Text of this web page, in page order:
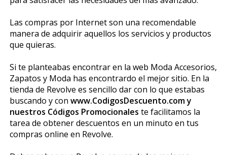
Las compras por Internet son una recomendable
manera de adquirir aquellos los servicios y productos
que quieras.
Si te planteabas encontrar en la web Moda Accesorios,
Zapatos y Moda has encontrardo el mejor sitio. En la
tienda de Revolve es sencillo dar con lo que estabas
buscando y con www.CodigosDescuento.com y
nuestros Códigos Promocionales te facilitamos la
tarea de obtener descuentos en un minuto en tus
compras online en Revolve.